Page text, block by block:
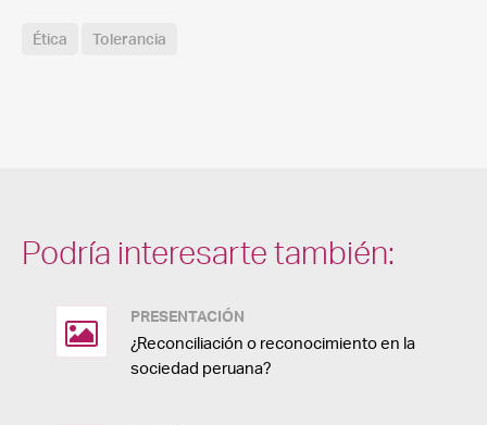
Ética Tolerancia
Podría interesarte también:
PRESENTACIÓN
¿Reconciliación o reconocimiento en la
sociedad peruana?